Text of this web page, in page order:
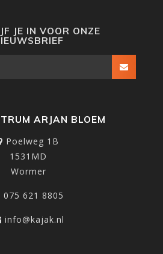
JE IN VOOR ONZE
ARJAN BLOEM
Poelweg 1B
1531MD
Wormer
075 621 8805
info@kajak.nl